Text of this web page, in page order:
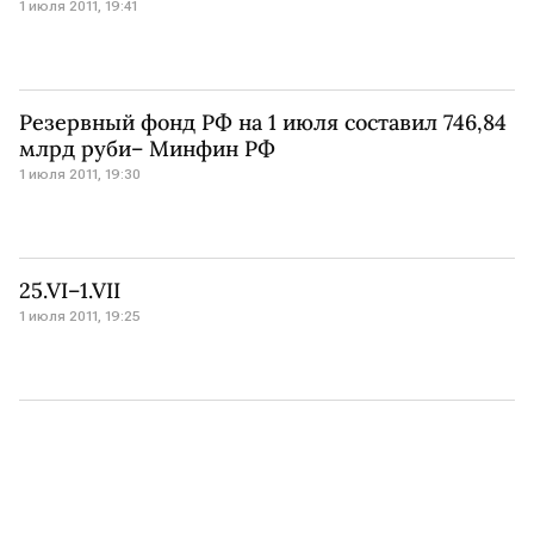
1 июля 2011, 19:41
Резервный фонд РФ на 1 июля составил 746,84
млрд руби– Минфин РФ
1 июля 2011, 19:30
25.VI–1.VII
1 июля 2011, 19:25